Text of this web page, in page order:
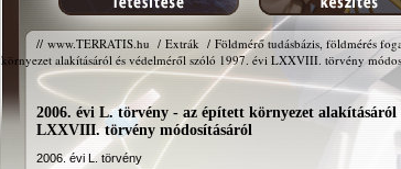
// www.TERRATIS.hu / Extrák / Földmérő tudásbázis, földmérés
környezet alakításáról és védelméről szóló 1997. évi LXXVIII. törvény
2006. évi L. törvény - az épített környezet alakításáról
LXXVIII. törvény módosításáról
2006. évi L. törvény